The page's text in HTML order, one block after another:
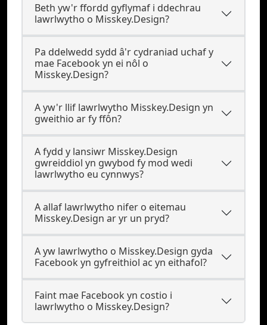
Beth yw'r ffordd gyflymaf i ddechrau
lawrlwytho o Misskey.Design?
Pa ddelwedd sydd â'r cydraniad uchaf y
mae Facebook yn ei nôl o
Misskey.Design?
A yw'r llif lawrlwytho Misskey.Design yn
gweithio ar fy ffôn?
A fydd y lansiwr Misskey.Design
gwreiddiol yn gwybod fy mod wedi
lawrlwytho eu cynnwys?
A allaf lawrlwytho nifer o eitemau
Misskey.Design ar yr un pryd?
A yw lawrlwytho o Misskey.Design gyda
Facebook yn gyfreithiol ac yn eithafol?
Faint mae Facebook yn costio i
lawrlwytho o Misskey.Design?